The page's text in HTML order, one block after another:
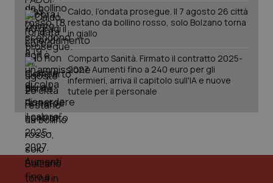
Caldo, l’ondata prosegue. Il 7 agosto 26 città
restano da bollino rosso, solo Bolzano torna
in giallo
Comparto Sanità. Firmato il contratto 2025-
2027. Aumenti fino a 240 euro per gli
infermieri, arriva il capitolo sull'IA e nuove
tutele per il personale